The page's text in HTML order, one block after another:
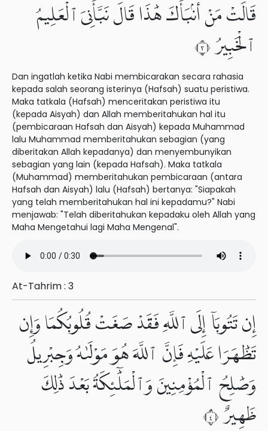
قَالَتْ مَنْ أَنۢبَأَكَ هَٰذَا قَالَ نَبَّأَنِىَ ٱلْعَلِيمُ
ٱلْخَبِيرُ ٣
Dan ingatlah ketika Nabi membicarakan secara rahasia
kepada salah seorang isterinya (Hafsah) suatu peristiwa.
Maka tatkala (Hafsah) menceritakan peristiwa itu
(kepada Aisyah) dan Allah memberitahukan hal itu
(pembicaraan Hafsah dan Aisyah) kepada Muhammad
lalu Muhammad memberitahukan sebagian (yang
diberitakan Allah kepadanya) dan menyembunyikan
sebagian yang lain (kepada Hafsah). Maka tatkala
(Muhammad) memberitahukan pembicaraan (antara
Hafsah dan Aisyah) lalu (Hafsah) bertanya: "Siapakah
yang telah memberitahukan hal ini kepadamu?" Nabi
menjawab: "Telah diberitahukan kepadaku oleh Allah yang
Maha Mengetahui lagi Maha Mengenal".
At-Tahrim : 3
إِن تَتُوبَآ إِلَى ٱللَّهِ فَقَدْ صَغَتْ قُلُوبُكُمَا وَإِن
تَظَٰهَرَا عَلَيْهِ فَإِنَّ ٱللَّهَ هُوَ مَوْلَىٰهُ وَجِبْرِيلُ
وَصَٰلِحُ ٱلْمُؤْمِنِينَ وَٱلْمَلَٰٓئِكَةُ بَعْدَ ذَٰلِكَ
ظَهِيرٌ ٤